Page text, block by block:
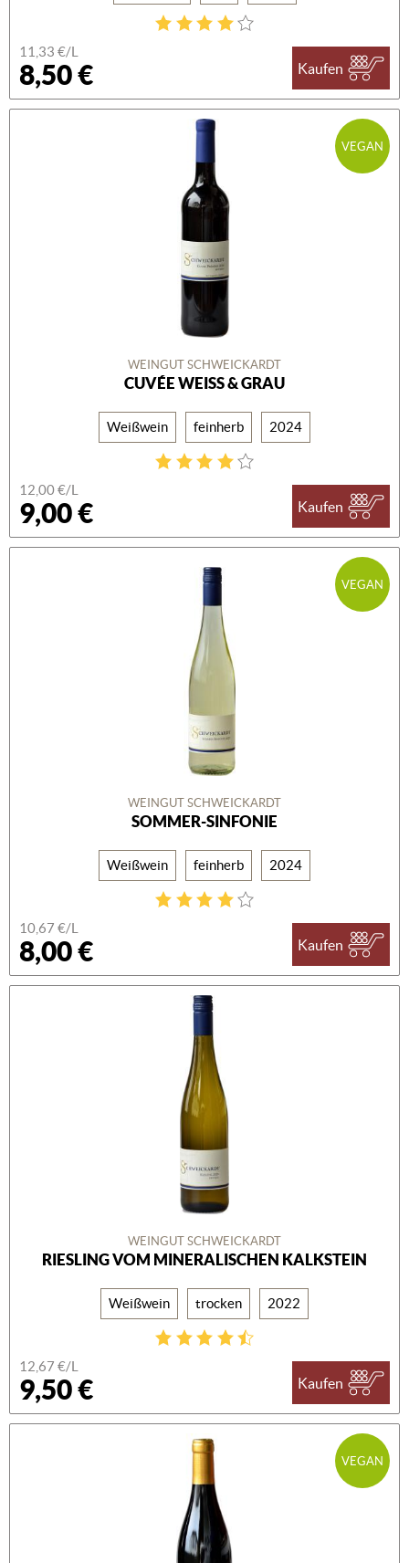
11,33 €/L
8,50 € Kaufen
VEGAN
WEINGUT SCHWEICKARDT
CUVÉE WEISS & GRAU
Weißwein feinherb 2024
12,00 €/L
9,00 € Kaufen
VEGAN
WEINGUT SCHWEICKARDT
SOMMER-SINFONIE
Weißwein feinherb 2024
10,67 €/L
8,00 € Kaufen
WEINGUT SCHWEICKARDT
RIESLING VOM MINERALISCHEN KALKSTEIN
Weißwein trocken 2022
12,67 €/L
9,50 € Kaufen
VEGAN